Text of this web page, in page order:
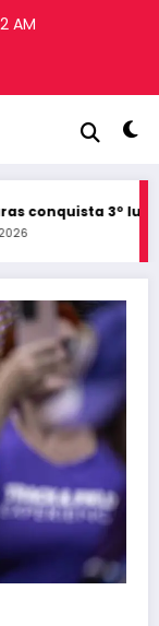
AM
3º lugar no